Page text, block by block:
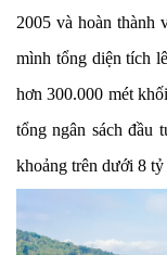
2005 và hoàn thành
mình tổng diện tích
hơn 300.000 mét
tổng ngân sách
khoảng trên dưới 8 tỷ